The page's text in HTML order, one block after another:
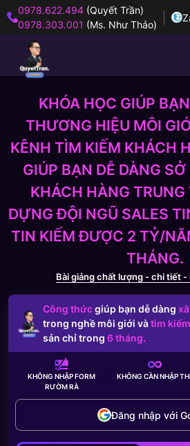
0978.622.494 (Quyết Trần)
0978.303.001 (Ms. Như Thảo)
KHÓA HỌC GIÚP
THƯƠNG HIỆU MÔI
KÊNH TÌM KIẾM KHÁCH
GIÚP BẠN DỄ DÀNG
KHÁCH HÀNG
DỰNG ĐỘI NGŨ SALES
TIN KIẾM ĐƯỢC 2 TỶ/
THÁNG.
Bài giảng chất lượng - chi tiết
Công thứcgiúp bạn dễ dàng
trong nghề môi giới vàtìm
sản chỉ trong 6 tháng.
KHÔNG NHẬP FORM
RƯỜM RÀ
KHÔNG CẦNNHẬP
Đăng nhập với